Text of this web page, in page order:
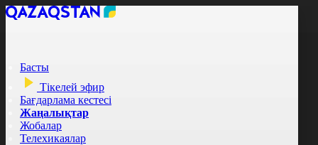
Басты
Тікелей эфир
Бағдарлама кестесі
Жаңалықтар
Жобалар
Телехикаялар